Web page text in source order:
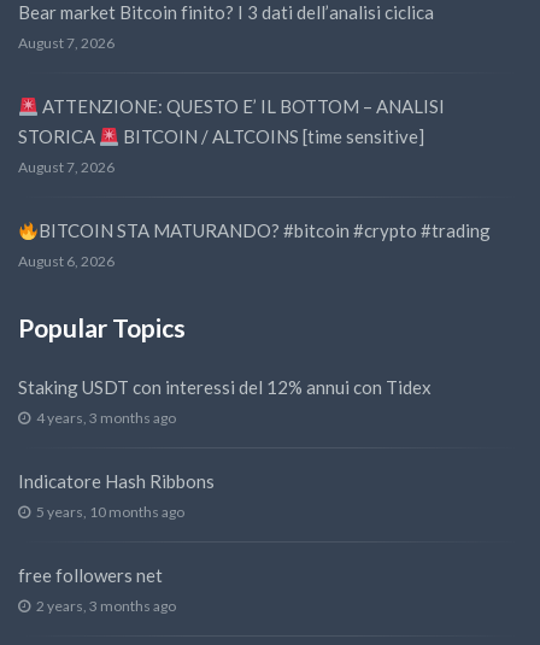
Bear market Bitcoin finito? I 3 dati dell’analisi ciclica
August 7, 2026
ATTENZIONE: QUESTO E’ IL BOTTOM – ANALISI
STORICA
BITCOIN / ALTCOINS [time sensitive]
August 7, 2026
BITCOIN STA MATURANDO? #bitcoin #crypto #trading
August 6, 2026
Popular Topics
Staking USDT con interessi del 12% annui con Tidex
4 years, 3 months ago
Indicatore Hash Ribbons
5 years, 10 months ago
free followers net
2 years, 3 months ago